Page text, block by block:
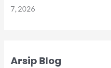
7, 2026
Arsip Blog